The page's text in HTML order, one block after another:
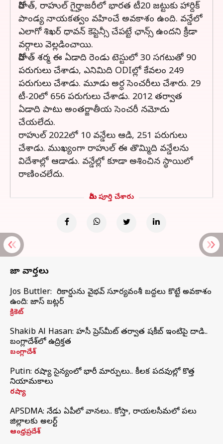
రోహిత్, రాహుల్‌ గైర్హాజరీలో భారత టీ20 జట్టుకు హార్దిక్‌
పాండ్య నాయకత్వం వహించే అవకాశం ఉంది. వన్డేలో
ఎలాగో శిఖర్ ధావన్‌ కెప్టెన్సీ చేపట్టే ఛాన్స్‌ ఉందని క్రీడా
వర్గాలు వెల్లడించాయి.
రోహిత్ శర్మ ఈ ఏడాది రెండు టెస్టులో 30 సగటుతో 90
పరుగులు చేశాడు, ఎనిమిది ODIల్లో కేవలం 249
పరుగులు చేశాడు. మూడు అర్ధ సెంచరీలు చేశారు. 29
టీ-20లో 656 పరుగులు చేశాడు. 2012 తర్వాత
ఏడాది పాటు అంతర్జాతీయ సెంచరీ నమోదు
చేయలేదు.
రాహుల్ 2022లో 10 వన్డేలు ఆడి, 251 పరుగులు
చేశాడు. ముఖ్యంగా రాహుల్ ఈ తొమ్మిది వన్డేలను
విదేశాల్లో ఆడాడు. వన్డేల్లో కూడా అశించిన స్థాయిలో
రాణించలేదు.
మీరు పూర్తి చేశారు
తాజా వార్తలు
Jos Buttler: నా రికార్డును వైభవ్ సూర్యవంశీ బద్దలు కొట్టే అవకాశం
ఉంది: జాస్ బట్లర్
క్రికెట్
Shakib Al Hasan: హసీనా ప్రెస్‌మీట్‌ తర్వాత షకీబ్‌ ఇంటిపై దాడి..
బంగ్లాదేశ్‌లో ఉద్రిక్తత
బంగ్లాదేశ్
Putin: రష్యా సైన్యంలో భారీ మార్పులు.. కీలక పదవుల్లో కొత్త
నియామకాలు
రష్యా
APSDMA: నేడు ఏపీలో వానలు.. కోస్తా, రాయలసీమలో పలు
జిల్లాలకు అలర్ట్
ఆంధ్రప్రదేశ్